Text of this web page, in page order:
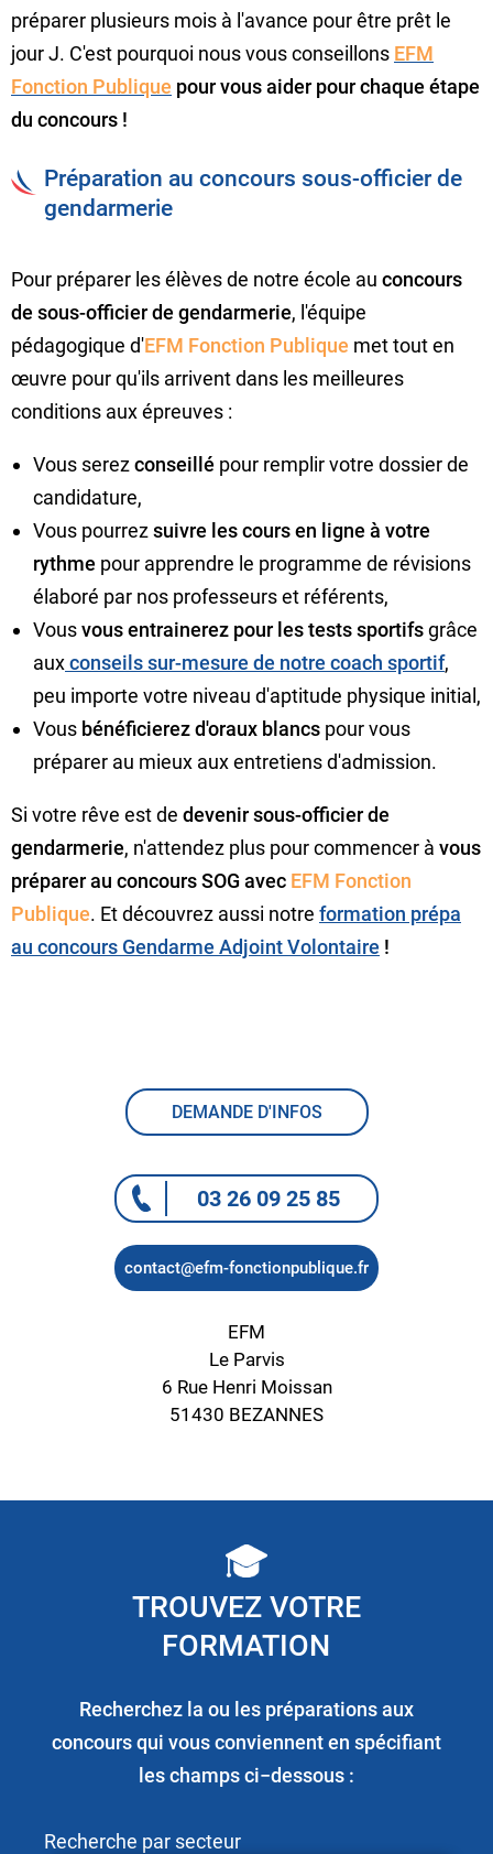
préparer plusieurs mois à l'avance pour être prêt le
jour J. C'est pourquoi nous vous conseillons EFM
Fonction Publique pour vous aider pour chaque étape
du concours !
Préparation au concours sous-officier de
gendarmerie
Pour préparer les élèves de notre école au concours
de sous-officier de gendarmerie, l'équipe
pédagogique d'EFM Fonction Publique met tout en
œuvre pour qu'ils arrivent dans les meilleures
conditions aux épreuves :
Vous serezconseillé pour remplir votre dossier de
candidature,
Vous pourrezsuivre les cours en ligne à votre
rythme pour apprendre le programme de révisions
élaboré par nos professeurs et référents,
Vousvous entrainerez pour les tests sportifsgrâce
auxconseils sur-mesure de notre coach sportif,
peu importe votre niveau d'aptitude physique initial,
Vous bénéficierez d'oraux blancs pour vous
préparer au mieux aux entretiens d'admission.
Si votre rêve est de devenir sous-officier de
gendarmerie, n'attendez plus pour commencer à vous
préparer au concours SOG avec EFM Fonction
Publique. Et découvrez aussi notre formation prépa
au concours Gendarme Adjoint Volontaire !
DEMANDE D'INFOS
03 26 09 25 85
contact@efm-fonctionpublique.fr
EFM
Le Parvis
6 Rue Henri Moissan
51430 BEZANNES
TROUVEZ VOTRE
FORMATION
Recherchez la ou les préparations aux
concours qui vous conviennent en spécifiant
les champs ci−dessous :
Recherche par secteur